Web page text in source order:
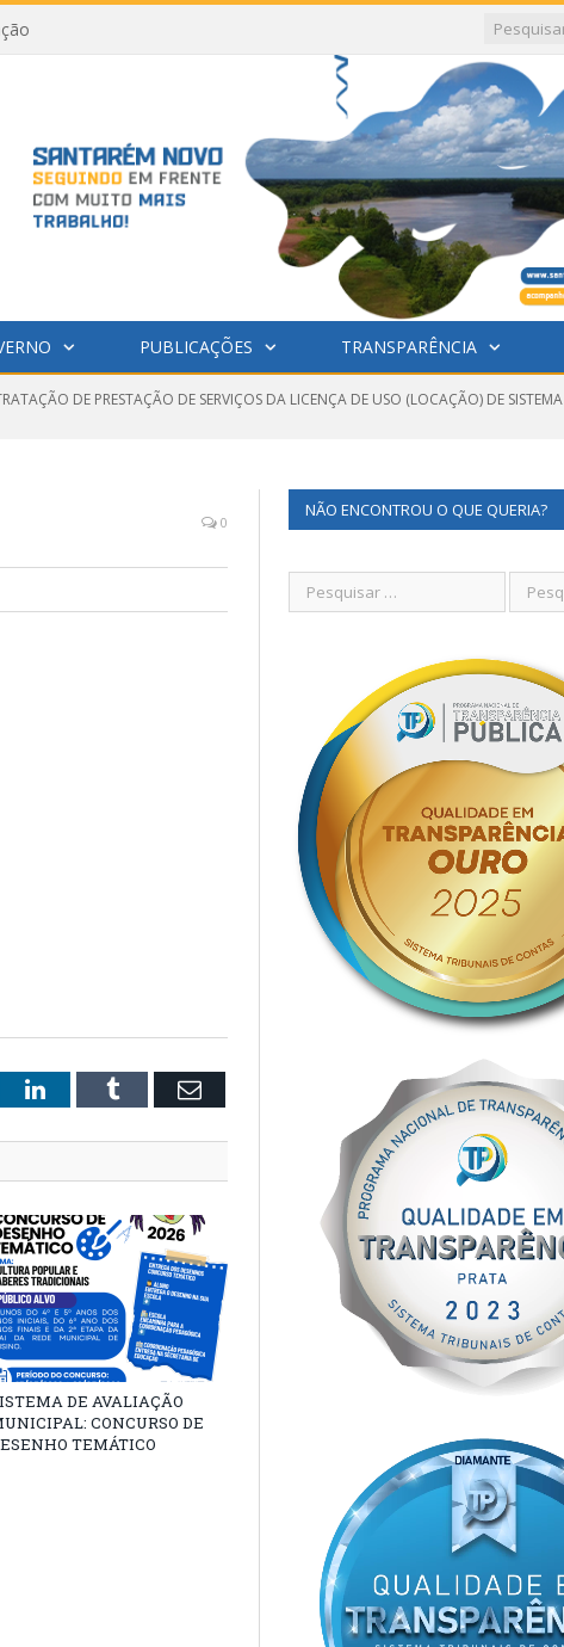
PUBLICAÇÕES TRANSPARÊNCIA
DE PRESTAÇÃO DE SERVIÇOS DA LICENÇA DE USO (LOCAÇÃO) DE SISTEMA
0
LinkedInTumblr Email
DE AVALIAÇÃO
CONCURSO DE
TEMÁTICO
NÃO ENCONTROU O QUE QUERIA?